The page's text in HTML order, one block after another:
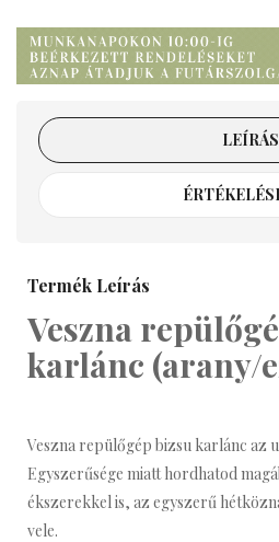
LEÍRÁS
Termék Leírás
Veszna
karlánc (arany/
Veszna repülőgép bizsu karlánc az
Egyszerűsége miatt hordhatod
ékszerekkel is, az egyszerű
vele.